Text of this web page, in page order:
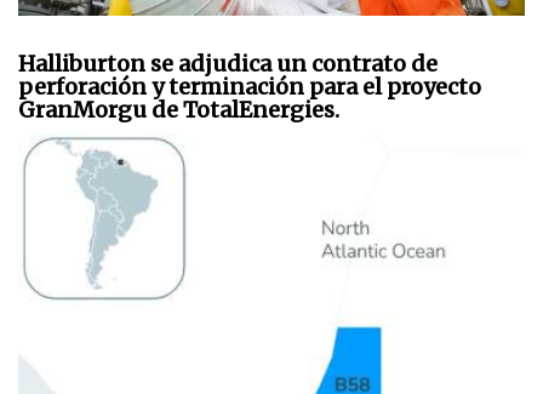
Halliburton se adjudica un contrato de
perforación y terminación para el proyecto
GranMorgu de TotalEnergies.